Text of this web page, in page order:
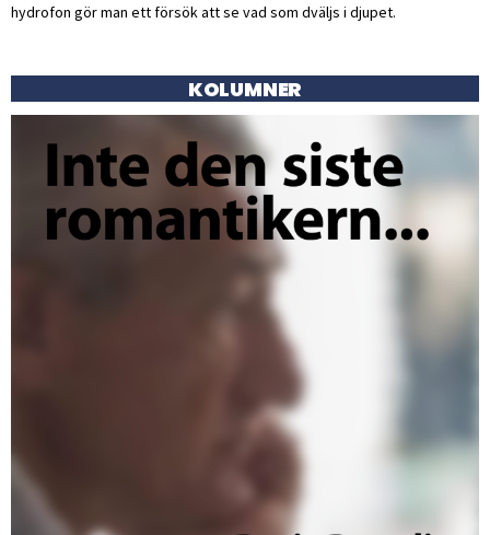
hydrofon gör man ett försök att se vad som dväljs i djupet.
KOLUMNER